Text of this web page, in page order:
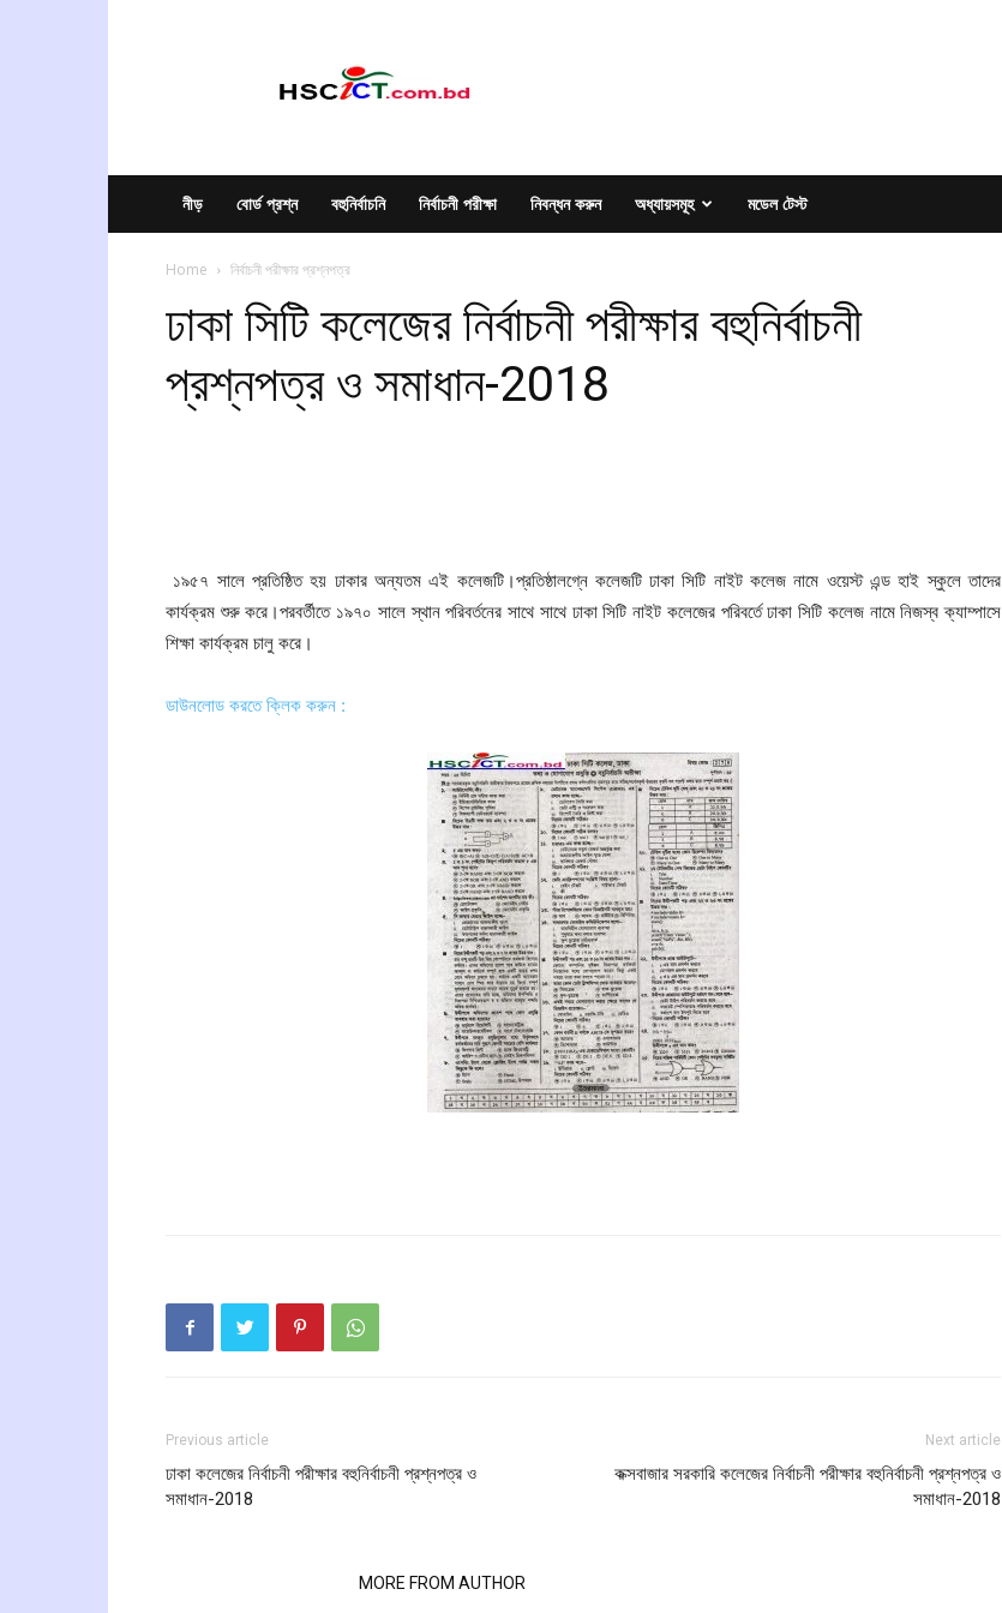
নীড় বোর্ড প্রশ্ন বহুনির্বাচনি নির্বাচনী পরীক্ষা নিবন্ধন করুন অধ্যায়সমূহ মডেল টেস্ট
Home নির্বাচনী পরীক্ষার প্রশ্নপত্র
ঢাকা সিটি কলেজের নির্বাচনী পরীক্ষার বহুনির্বাচনী
প্রশ্নপত্র ও সমাধান-2018
১৯৫৭ সালে প্রতিষ্ঠিত হয় ঢাকার অন্যতম এই কলেজটি।প্রতিষ্ঠালগ্নে কলেজটি ঢাকা সিটি নাইট কলেজ নামে ওয়েস্ট এন্ড হাই স্কুলে তাদের
কার্যক্রম শুরু করে।পরবর্তীতে ১৯৭০ সালে স্থান পরিবর্তনের সাথে সাথে ঢাকা সিটি নাইট কলেজের পরিবর্তে ঢাকা সিটি কলেজ নামে নিজস্ব ক্যাম্পাসে
শিক্ষা কার্যক্রম চালু করে।
ডাউনলোড করতে ক্লিক করুন :
Previous article
ঢাকা কলেজের নির্বাচনী পরীক্ষার বহুনির্বাচনী প্রশ্নপত্র ও
সমাধান-2018
Next article
কক্সবাজার সরকারি কলেজের নির্বাচনী পরীক্ষার বহুনির্বাচনী প্রশ্নপত্র ও
সমাধান-2018
MORE FROM AUTHOR